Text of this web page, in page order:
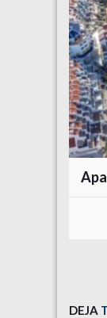
DEJA